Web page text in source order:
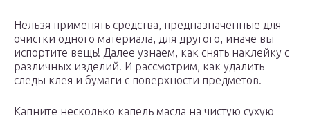
Нельзя применять средства, предназначенные для
очистки одного материала, для другого, иначе вы
испортите вещь! Далее узнаем, как снять наклейку с
различных изделий. И рассмотрим, как удалить
следы клея и бумаги с поверхности предметов.
Капните несколько капель масла на чистую сухую